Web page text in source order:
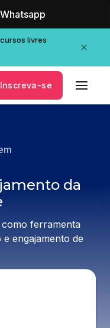
livres
Inscreva-se
da
ferramenta
engajamento de